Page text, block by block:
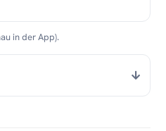
in der App).